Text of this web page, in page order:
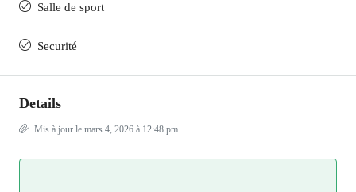
Salle de sport
Securité
Details
Mis à jour le mars 4, 2026 à 12:48 pm